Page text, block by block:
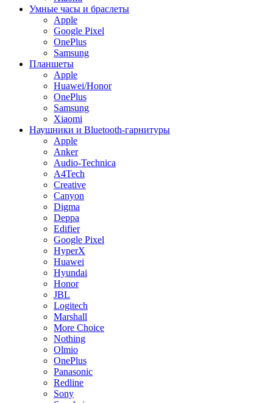
Умные часы и браслеты
Apple
Google Pixel
OnePlus
Samsung
Планшеты
Apple
Huawei/Honor
OnePlus
Samsung
Xiaomi
Наушники и Bluetooth-гарнитуры
Apple
Anker
Audio-Technica
A4Tech
Creative
Canyon
Digma
Deppa
Edifier
Google Pixel
HyperX
Huawei
Hyundai
Honor
JBL
Logitech
Marshall
More Choice
Nothing
Olmio
OnePlus
Panasonic
Redline
Sony